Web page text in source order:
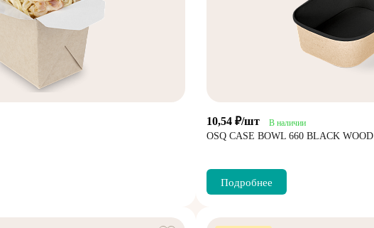
10,54 ₽/шт В наличии
OSQ CASE BOWL 660 BLACK WOOD
Подробнее